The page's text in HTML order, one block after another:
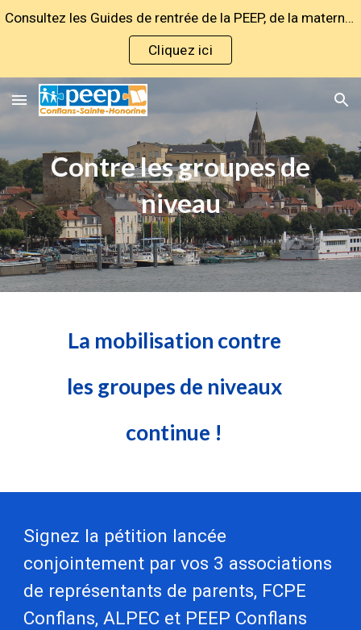
Consultez les Guides de rentrée de la PEEP, de la maternelle au lycée !
Cliquez ici
Contre les groupes de
niveau
La mobilisation contre
les groupes de niveaux
continue !
Signez la pétition lancée
conjointement par vos 3 associations
de représentants de parents, FCPE
Conflans, ALPEC et PEEP Conflans